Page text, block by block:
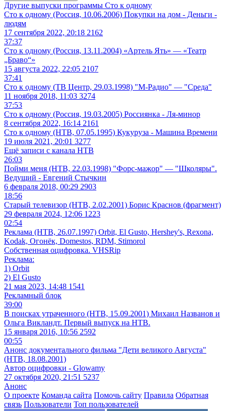
Другие выпуски программы Сто к одному
Сто к одному (Россия, 10.06.2006) Покупки на дом - Деньги -
людям
17 сентября 2022, 20:18 2162
37:37
Сто к одному (Россия, 13.11.2004) «Артель Ять» — «Театр
„Браво“»
15 августа 2022, 22:05 2107
37:41
Сто к одному (ТВ Центр, 29.03.1998) "М-Радио" — "Среда"
11 ноября 2018, 11:03 3274
37:53
Сто к одному (Россия, 19.03.2005) Россиянка - Ля-минор
8 сентября 2022, 16:14 2161
Сто к одному (НТВ, 07.05.1995) Кукуруза - Машина Времени
19 июля 2021, 20:01 3277
Ещё записи с канала НТВ
26:03
Пойми меня (НТВ, 22.03.1998) "Форс-мажор" — "Школяры".
Ведущий - Евгений Стычкин
6 февраля 2018, 00:29 2903
18:56
Старый телевизор (НТВ, 2.02.2001) Борис Краснов (фрагмент)
29 февраля 2024, 12:06 1223
02:54
Реклама (НТВ, 26.07.1997) Orbit, El Gusto, Hershey's, Rexona,
Kodak, Огонёк, Domestos, RDM, Stimorol
Собственная оцифровка. VHSRip
Реклама:
1) Orbit
2) El Gusto
21 мая 2023, 14:48 1541
Рекламный блок
39:00
В поисках утраченного (НТВ, 15.09.2001) Михаил Названов и
Ольга Викландт. Первый выпуск на НТВ.
15 января 2016, 10:56 2592
00:55
Анонс документального фильма "Дети великого Августа"
(НТВ, 18.08.2001)
Автор оцифровки - Glowamy
27 октября 2020, 21:51 5237
Анонс
О проекте Команда сайта Помочь сайту Правила Обратная
связь Пользователи Топ пользователей